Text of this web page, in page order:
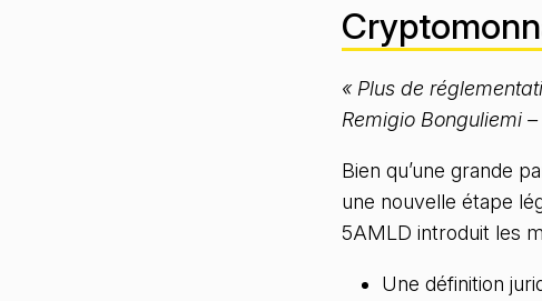
« Plus de
Remigio Bonguliemi
Bien qu’une grande
une nouvelle étape
5AMLD introduit les
Une définition